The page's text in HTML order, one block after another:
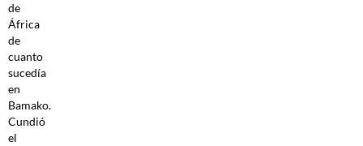
de
África
de
cuanto
sucedía
en
Bamako.
Cundió
el